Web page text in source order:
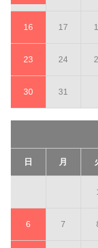
16 17
23 24
30 31
日 月
6 7